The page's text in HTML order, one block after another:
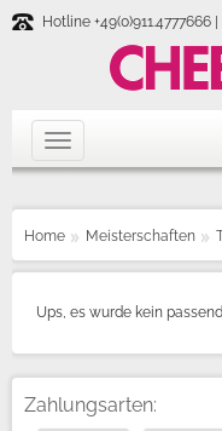
Hotline +49(0)911.4777666
Home Meisterschaften
Ups, es wurde kein
Zahlungsarten: